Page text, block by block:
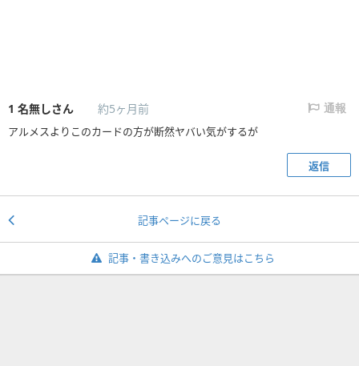
1 名無しさん 約5ヶ月前 通報
アルメスよりこのカードの方が断然ヤバい気がするが
返信
記事ページに戻る
記事・書き込みへのご意見はこちら